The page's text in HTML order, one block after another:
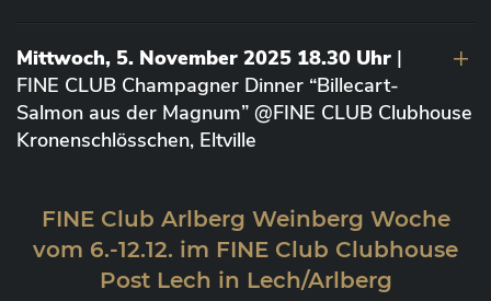
Mittwoch, 5. November 2025 18.30 Uhr |
FINE CLUB Champagner Dinner “Billecart-
Salmon aus der Magnum” @FINE CLUB Clubhouse
Kronenschlösschen, Eltville
FINE Club Arlberg Weinberg Woche
vom 6.-12.12. im FINE Club Clubhouse
Post Lech in Lech/Arlberg